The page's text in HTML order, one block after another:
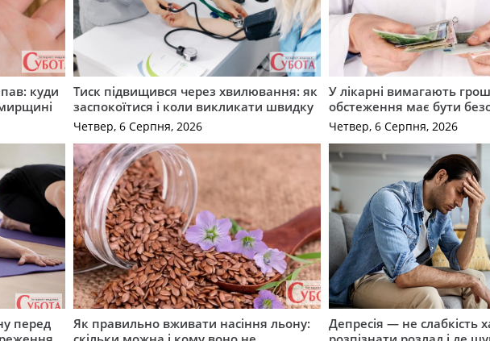
куди
Тиск підвищився через хвилювання: як
заспокоїтися і коли викликати швидку
Четвер, 6 Серпня, 2026
У лікарні вимагають
обстеження має бути
Четвер, 6 Серпня, 2026
перед
Як правильно вживати насіння льону:
Депресія — не слабкість